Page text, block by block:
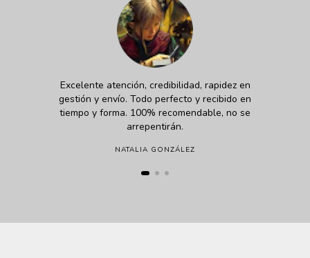
Excelente atención, credibilidad, rapidez en
gestión y envío. Todo perfecto y recibido en
tiempo y forma. 100% recomendable, no se
arrepentirán.
NATALIA GONZÁLEZ